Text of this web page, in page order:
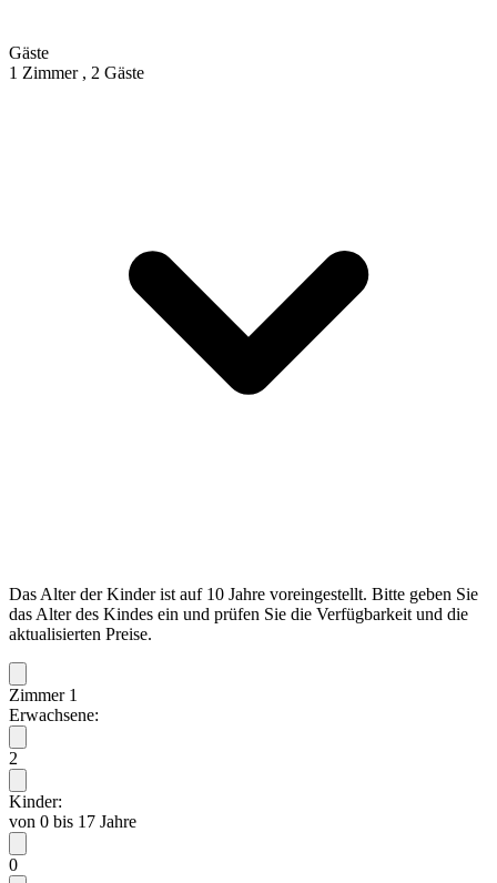
Gäste
1 Zimmer , 2 Gäste
Das Alter der Kinder ist auf 10 Jahre voreingestellt. Bitte geben Sie
das Alter des Kindes ein und prüfen Sie die Verfügbarkeit und die
aktualisierten Preise.
Zimmer 1
Erwachsene:
2
Kinder:
von 0 bis 17 Jahre
0